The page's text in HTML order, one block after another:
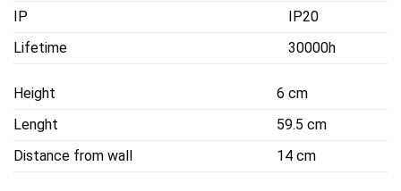
IP
IP20
Lifetime
30000h
Height
6 cm
Lenght
59.5 cm
Distance from wall
14 cm